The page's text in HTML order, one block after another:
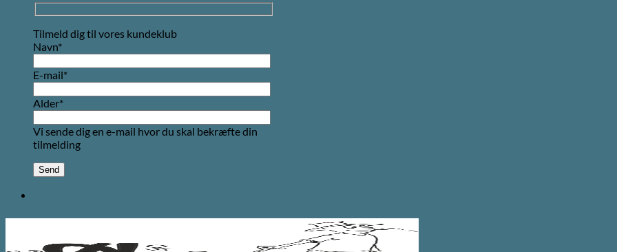
Tilmeld dig til vores kundeklub
Navn*
E-mail*
Alder*
Vi sende dig en e-mail hvor du skal bekræfte din
tilmelding